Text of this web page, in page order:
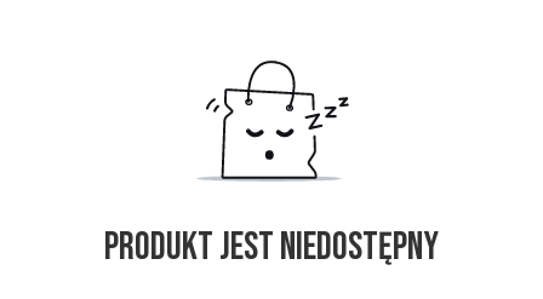
Produkt jest niedostępny